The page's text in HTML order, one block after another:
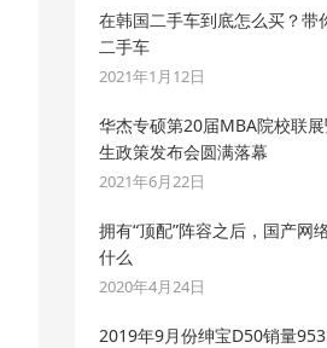
在韩国二手车到底怎么买？带
二手车
2021年1月12日
华杰专硕第20届MBA院校联
生政策发布会圆满落幕
2021年6月22日
拥有“顶配”阵容之后，国产网
什么
2020年4月24日
2019年9月份绅宝D50销量